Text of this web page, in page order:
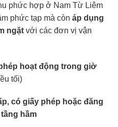
phức hợp ở Nam Từ Liêm
phức tạp mà còn áp dụng
ngặt với các đơn vị vận
hoạt động trong giờ
tối)
có giấy phép hoặc đăng
hầm